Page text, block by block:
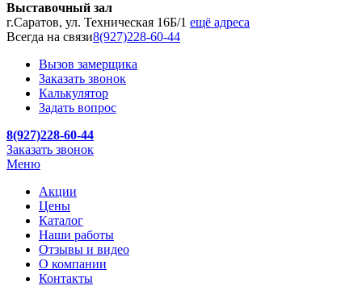
Выставочный зал
г.Саратов, ул. Техническая 16Б/1 ещё адреса
Всегда на связи8(927)228-60-44
Вызов замерщика
Заказать звонок
Калькулятор
Задать вопрос
8(927)228-60-44
Заказать звонок
Меню
Акции
Цены
Каталог
Наши работы
Отзывы и видео
О компании
Контакты